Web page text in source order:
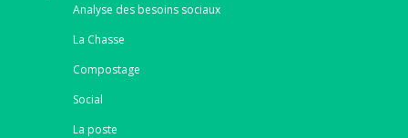
Analyse des besoins sociaux
La Chasse
Compostage
Social
La poste